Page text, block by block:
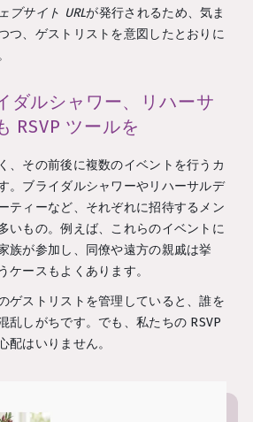
ブサイト URLが発行されるため、気ま
つ、ゲストリストを意図したとおりに
ダルシャワー、リハーサ
RSVP ツールを
、その前後に複数のイベントを行うカ
。ブライダルシャワーやリハーサルデ
ティーなど、それぞれに招待するメン
いもの。例えば、これらのイベントに
族が参加し、同僚や遠方の親戚は挙
ケースもよくあります。
ゲストリストを管理していると、誰を
乱しがちです。でも、私たちの RSVP
配はいりません。